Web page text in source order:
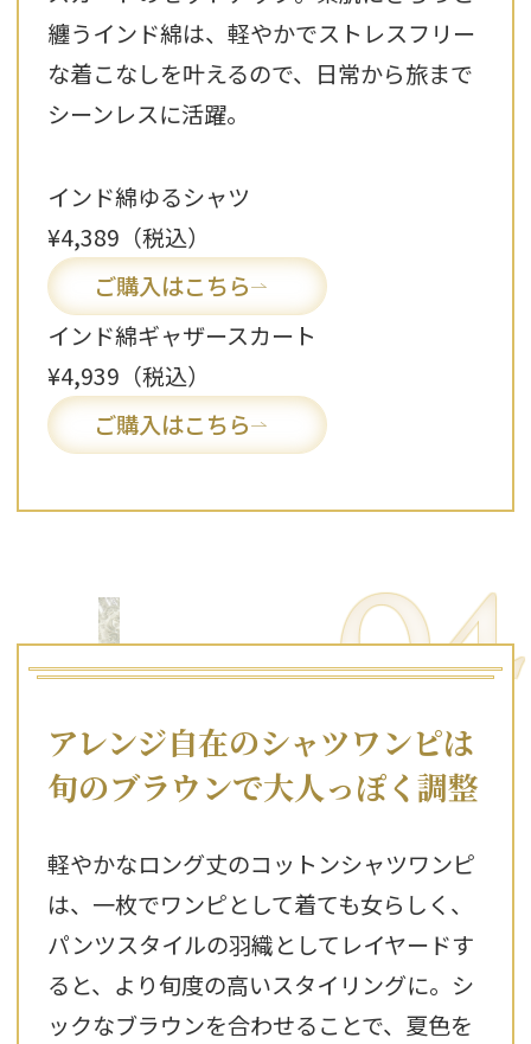
纏うインド綿は、軽やかでストレスフリー
な着こなしを叶えるので、日常から旅まで
シーンレスに活躍。
インド綿ゆるシャツ
¥4,389（税込）
ご購入はこちら
インド綿ギャザースカート
¥4,939（税込）
ご購入はこちら
04
アレンジ自在のシャツワンピは
旬のブラウンで大人っぽく調整
軽やかなロング丈のコットンシャツワンピ
は、一枚でワンピとして着ても女らしく、
パンツスタイルの羽織としてレイヤードす
ると、より旬度の高いスタイリングに。シ
ックなブラウンを合わせることで、夏色を